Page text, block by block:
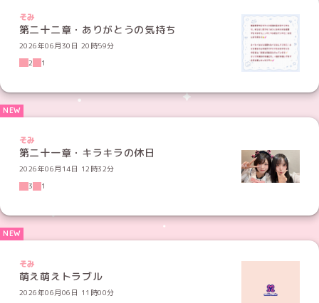
そみ
第二十二章・ありがとうの気持ち
2026年06月30日 20時59分
2
1
そみ
第二十一章・キラキラの休日
2026年06月14日 12時32分
3
1
そみ
萌え萌えトラブル
2026年06月06日 11時00分